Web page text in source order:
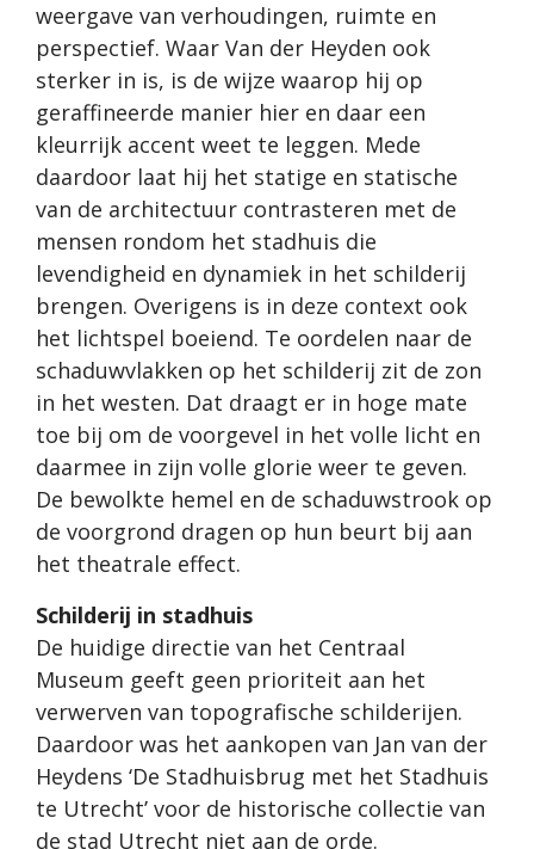
weergave van verhoudingen, ruimte en
perspectief. Waar Van der Heyden ook
sterker in is, is de wijze waarop hij op
geraffineerde manier hier en daar een
kleurrijk accent weet te leggen. Mede
daardoor laat hij het statige en statische
van de architectuur contrasteren met de
mensen rondom het stadhuis die
levendigheid en dynamiek in het schilderij
brengen. Overigens is in deze context ook
het lichtspel boeiend. Te oordelen naar de
schaduwvlakken op het schilderij zit de zon
in het westen. Dat draagt er in hoge mate
toe bij om de voorgevel in het volle licht en
daarmee in zijn volle glorie weer te geven.
De bewolkte hemel en de schaduwstrook op
de voorgrond dragen op hun beurt bij aan
het theatrale effect.
Schilderij in stadhuis
De huidige directie van het Centraal
Museum geeft geen prioriteit aan het
verwerven van topografische schilderijen.
Daardoor was het aankopen van Jan van der
Heydens ‘De Stadhuisbrug met het Stadhuis
te Utrecht’ voor de historische collectie van
de stad Utrecht niet aan de orde.